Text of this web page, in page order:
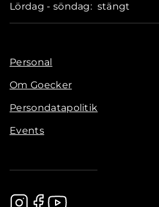
Lördag - söndag: stängt
Personal
Om Goecker
Persondatapolitik
Events